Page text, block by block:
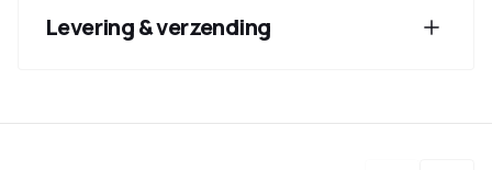
Levering & verzending